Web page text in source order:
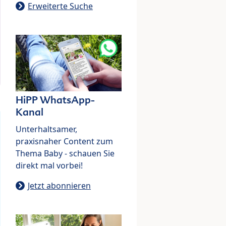
Erweiterte Suche
HiPP WhatsApp-
Kanal
Unterhaltsamer,
praxisnaher Content zum
Thema Baby - schauen Sie
direkt mal vorbei!
Jetzt abonnieren